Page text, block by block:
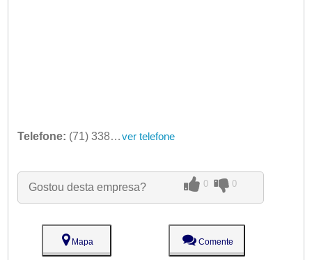
Telefone: (71) 3384-3064 ver telefone
Gostou desta empresa? 0 0
Mapa Comente